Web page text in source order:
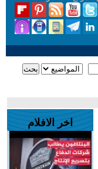
اخر الافلام